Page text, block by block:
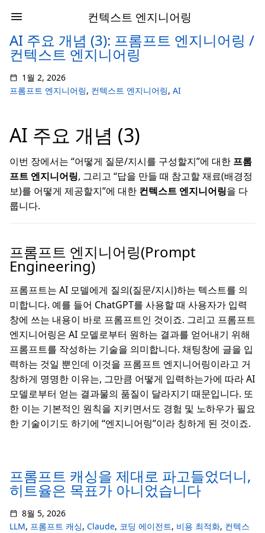
컨텍스트 엔지니어링
AI 주요 개념 (3): 프롬프트 엔지니어링 /
컨텍스트 엔지니어링
1월 2, 2026
프롬프트 엔지니어링, 컨텍스트 엔지니어링, AI
AI 주요 개념 (3)
이번 장에서는 “어떻게 질문/지시를 구성할지”에 대한 프롬
프트 엔지니어링, 그리고 “답을 만들 때 참고할 재료(배경정
보)를 어떻게 제공할지”에 대한 컨텍스트 엔지니어링을 다
룹니다.
프롬프트 엔지니어링(Prompt
Engineering)
프롬프트는 AI 모델에게 질의(질문/지시)하는 텍스트를 의
미합니다. 예를 들어 ChatGPT를 사용할 때 사용자가 입력
창에 쓰는 내용이 바로 프롬프트인 것이죠. 그리고 프롬프트
엔지니어링은 AI 모델로부터 원하는 결과를 얻어내기 위해
프롬프트를 작성하는 기술을 의미합니다. 채팅창에 글을 입
력하는 것일 뿐인데 이것을 프롬프트 엔지니어링이라고 거
창하게 명명한 이유는, 그만큼 어떻게 입력하는가에 따라 AI
모델로부터 얻는 결과물의 품질이 달라지기 때문입니다. 또
한 이는 기본적인 원칙을 지키면서도 경험 및 노하우가 필요
한 기술이기도 하기에 “엔지니어링”이라 칭하게 된 것이죠.
프롬프트 캐싱을 제대로 파고들었더니,
히트율은 목표가 아니었습니다
8월 5, 2026
LLM, 프롬프트 캐싱, Claude, 코딩 에이전트, 비용 최적화, 컨텍스